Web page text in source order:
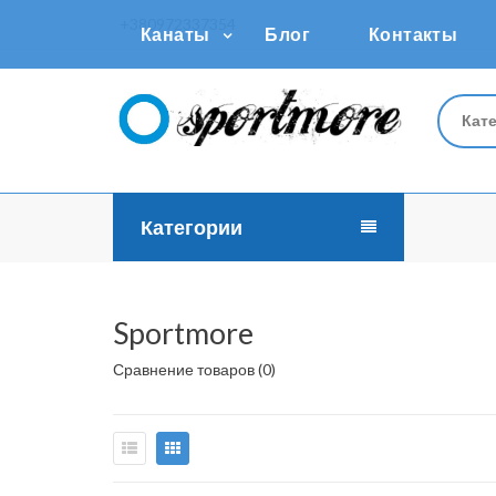
+380972337354
Категории
Канаты Блог Контакты
Производитель
Sportmore
Сравнение товаров (0)